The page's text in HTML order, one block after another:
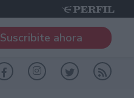
Suscribite ahora